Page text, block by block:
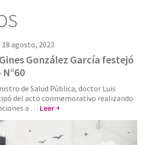
18 agosto, 2023
González García festejó
de Salud Pública, doctor Luis
del acto conmemorativo realizando
a … Leer +